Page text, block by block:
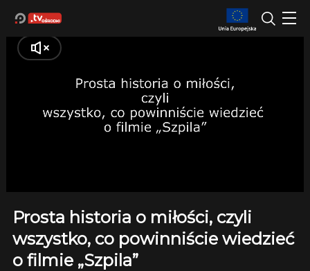
Prosta historia o miłości, czyli
wszystko, co powinniście wiedzieć
o filmie „Szpila”